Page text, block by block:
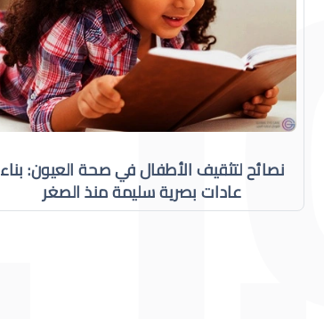
نصائح لتثقيف الأطفال في صحة العيون: بناء
عادات بصرية سليمة منذ الصغر